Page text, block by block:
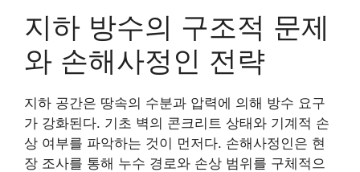
지하 방수의 구조적 문제
와 손해사정인 전략
지하 공간은 땅속의 수분과 압력에 의해 방수 요구
가 강화된다. 기초 벽의 콘크리트 상태와 기계적 손
상 여부를 파악하는 것이 먼저다. 손해사정인은 현
장 조사를 통해 누수 경로와 손상 범위를 구체적으